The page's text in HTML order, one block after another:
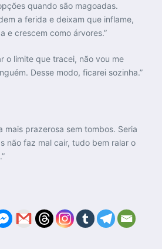
quando são magoadas.
a ferida e deixam que inflame,
e crescem como árvores.”
o limite que tracei, não vou me
Desse modo, ficarei sozinha.”
mais prazerosa sem tombos. Seria
não faz mal cair, tudo bem ralar o